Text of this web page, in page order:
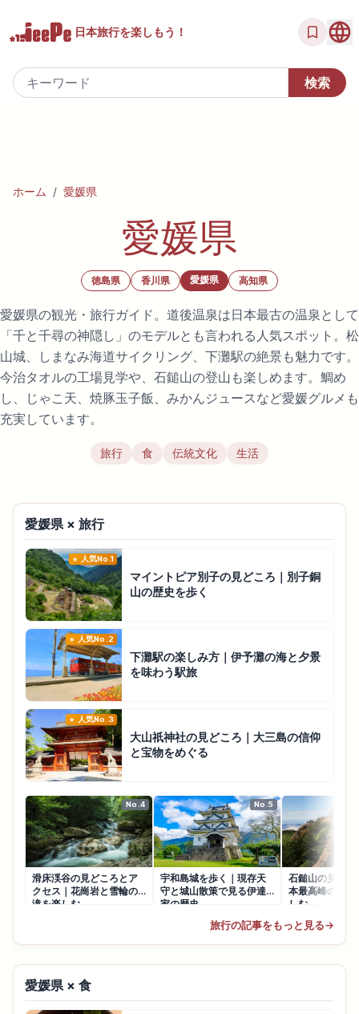
日本旅行を楽しもう！
ホーム / 愛媛県
愛媛県
徳島県 香川県 愛媛県 高知県
愛媛県の観光・旅行ガイド。道後温泉は日本最古の温泉として
「千と千尋の神隠し」のモデルとも言われる人気スポット。松
山城、しまなみ海道サイクリング、下灘駅の絶景も魅力です。
今治タオルの工場見学や、石鎚山の登山も楽しめます。鯛め
し、じゃこ天、焼豚玉子飯、みかんジュースなど愛媛グルメも
充実しています。
旅行 食 伝統文化 生活
愛媛県 × 旅行
人気No.1
マイントピア別子の見どころ｜別子銅
山の歴史を歩く
人気No.2
下灘駅の楽しみ方｜伊予灘の海と夕景
を味わう駅旅
人気No.3
大山祇神社の見どころ｜大三島の信仰
と宝物をめぐる
No.4
滑床渓谷の見どころとア
クセス｜花崗岩と雪輪の
滝を楽しむ
No.5
宇和島城を歩く｜現存天
守と城山散策で見る伊達
家の歴史
石鎚山の見どこ
本最高峰の霊山
しむ
旅行の記事をもっと見る→
愛媛県 × 食